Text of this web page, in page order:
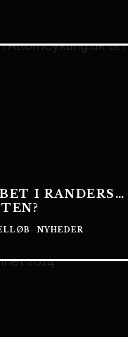
I
NYHEDER